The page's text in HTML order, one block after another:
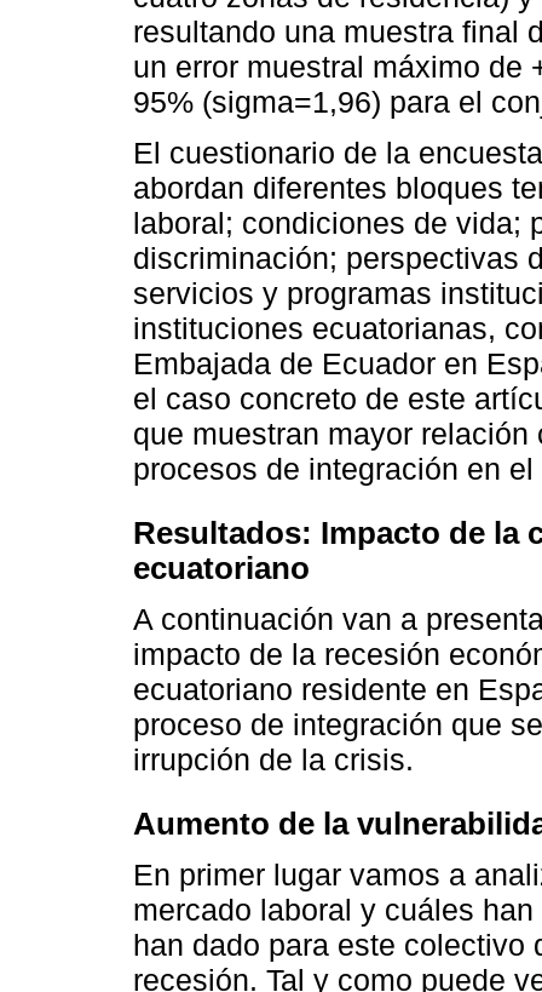
resultando una muestra final
un error muestral máximo de
95% (sigma=1,96) para el
El cuestionario de la
abordan diferentes bloques
laboral; condiciones de vida;
discriminación; perspectivas
servicios y programas
instituciones ecuatorianas,
Embajada de Ecuador en
el caso concreto de este
que muestran mayor
procesos de integración en
Resultados: Impacto de la
ecuatoriano
A continuación van a
impacto de la recesión
ecuatoriano residente en
proceso de integración que
irrupción de la crisis.
Aumento de la
En primer lugar vamos a
mercado laboral y cuáles
han dado para este colectivo
recesión. Tal y como puede